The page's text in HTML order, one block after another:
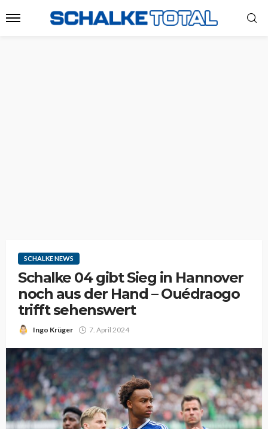
SCHALKE NEWS
Schalke 04 gibt Sieg in Hannover
noch aus der Hand – Ouédraogo
trifft sehenswert
Ingo Krüger 7. April 2024